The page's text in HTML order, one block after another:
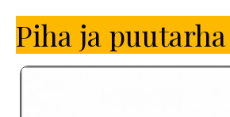
Piha ja puutarha